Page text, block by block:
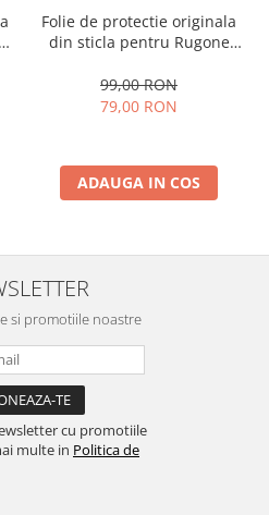
Folie de protectie originala
din sticla pentru Rugone
99,00 RON
79,00 RON
ADAUGA IN COS
si promotiile noastre
cu promotiile
multe in Politica de